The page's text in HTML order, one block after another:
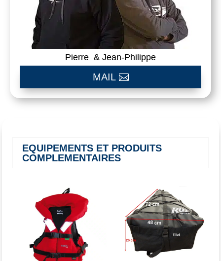
Pierre & Jean-Philippe
MAIL
EQUIPEMENTS ET PRODUITS
COMPLEMENTAIRES